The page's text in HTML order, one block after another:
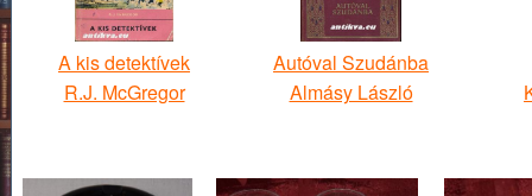
A kis detektívek
R.J. McGregor
Autóval Szudánba
Almásy László